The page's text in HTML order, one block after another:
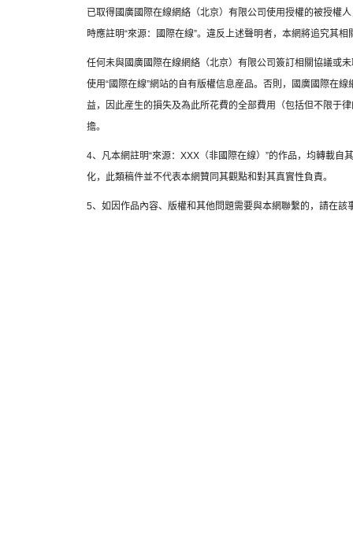
已取得國廣國際在線網絡（北京）有限公司使用授權的被授權
時應註明“來源：國際在線”。違反上述聲明者，本網將追究其相
任何未與國廣國際在線網絡（北京）有限公司簽訂相關協議或
使用“國際在線”網站的自有版權信息産品。否則，國廣國際在
益，因此産生的損失及為此所花費的全部費用（包括但不限于
擔。
4、凡本網註明“來源：XXX（非國際在線）”的作品，均轉載自
化，此類稿件並不代表本網贊同其觀點和對其真實性負責。
5、如因作品內容、版權和其他問題需要與本網聯繫的，請在該